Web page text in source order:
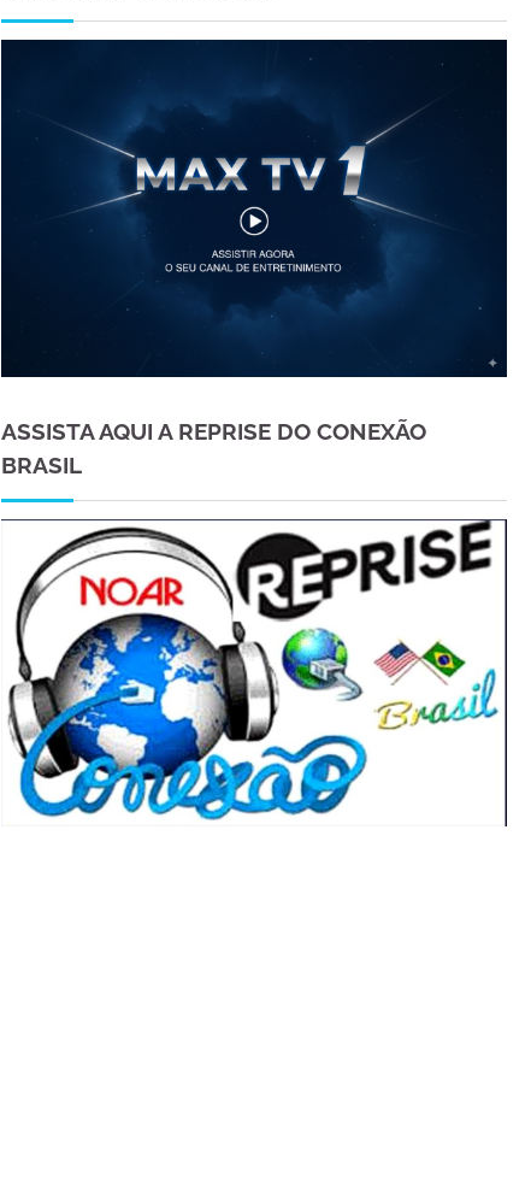
ASSISTA AQUI A REPRISE DO CONEXÃO
BRASIL